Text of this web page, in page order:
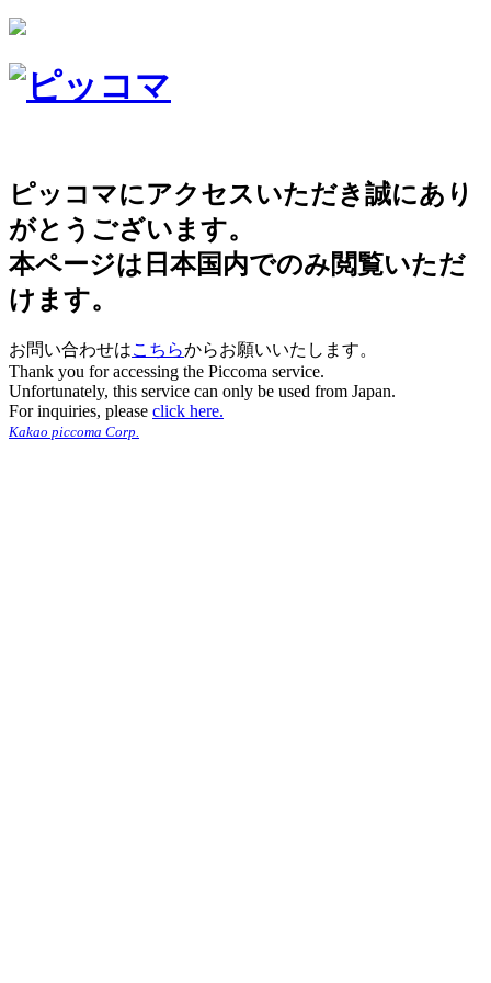
ピッコマにアクセスいただき誠にあり
がとうございます。
本ページは日本国内でのみ閲覧いただ
けます。
お問い合わせはこちらからお願いいたします。
Thank you for accessing the Piccoma service.
Unfortunately, this service can only be used from Japan.
For inquiries, please click here.
Kakao piccoma Corp.